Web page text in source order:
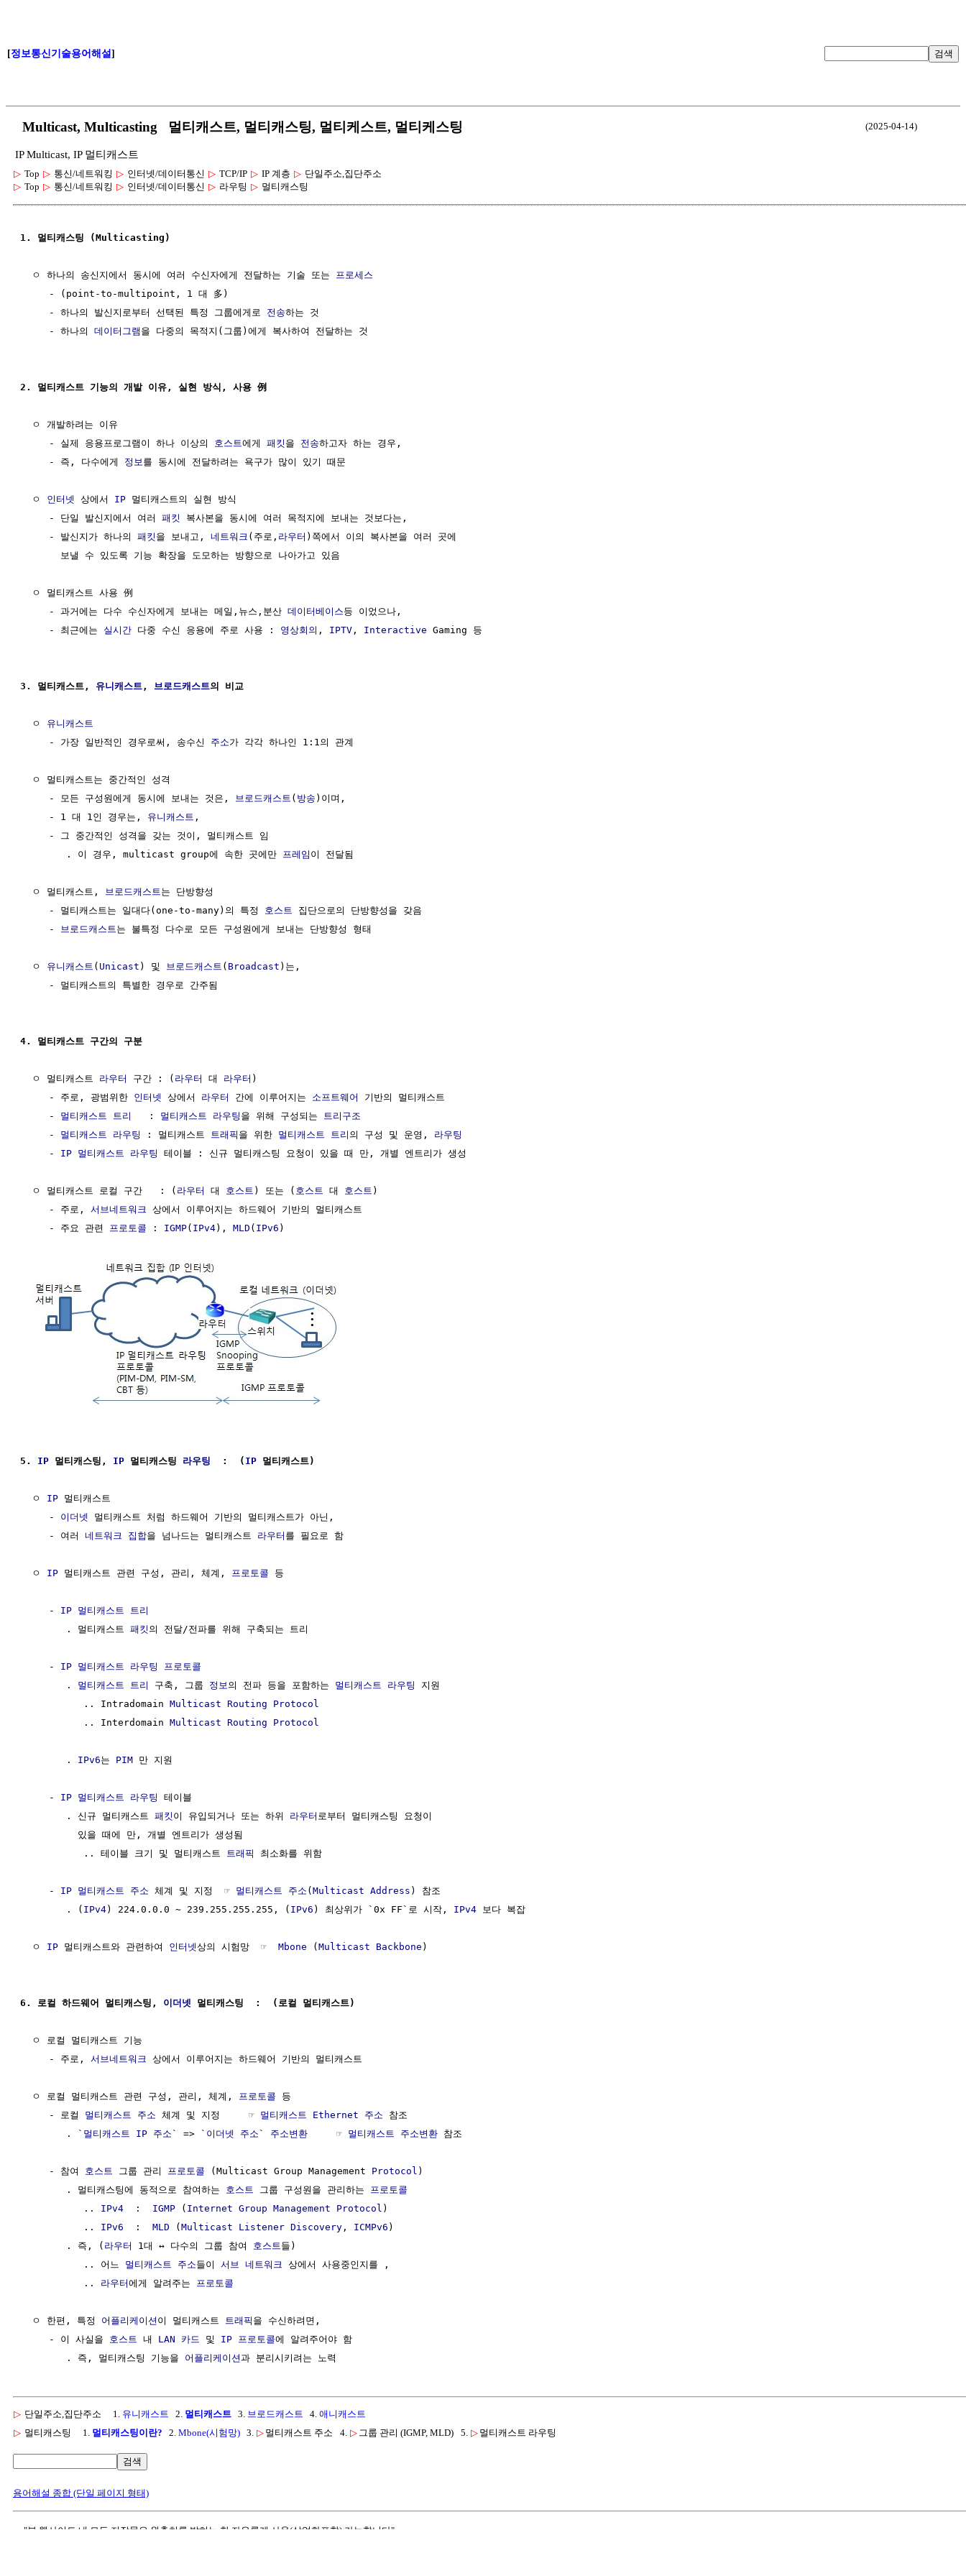
[정보통신기술용어해설] 검색
Multicast, Multicasting 멀티캐스트, 멀티캐스팅, 멀티케스트, 멀티케스팅 (2025-04-14)
IP Multicast, IP 멀티캐스트
▷ Top ▷ 통신/네트워킹 ▷ 인터넷/데이터통신 ▷ TCP/IP ▷ IP 계층 ▷ 단일주소,집단주소
▷ Top ▷ 통신/네트워킹 ▷ 인터넷/데이터통신 ▷ 라우팅 ▷ 멀티캐스팅
1. 멀티캐스팅 (Multicasting)
  ㅇ 하나의 송신지에서 동시에 여러 수신자에게 전달하는 기술 또는
프로세스
     - (point-to-multipoint, 1 대 多)
     - 하나의 발신지로부터 선택된 특정 그룹에게로
전송하는 것
     - 하나의
데이터그램 을 다중의 목적지(그룹)에게 복사하여 전달하는 것
2. 멀티캐스트 기능의 개발 이유, 실현 방식, 사용 例
  ㅇ 개발하려는 이유
     - 실제 응용프로그램이 하나 이상의
호스트에게 패킷 을 전송하고자 하는 경우,
     - 즉, 다수에게
정보 를 동시에 전달하려는 욕구가 많이 있기 때문
  ㅇ
인터넷 상에서 IP 멀티캐스트의 실현 방식
     - 단일 발신지에서 여러
패킷
복사본을 동시에 여러 목적지에 보내는 것보다는,
     - 발신지가 하나의
패킷 을 보내고, 네트워크 (주로, 라우터 )쪽에서 이의 복사본을 여러 곳에
       보낼 수 있도록 기능 확장을 도모하는 방향으로 나아가고 있음
  ㅇ 멀티캐스트 사용 例
     - 과거에는 다수 수신자에게 보내는 메일,뉴스,분산
데이터베이스등 이었으나,
     - 최근에는
실시간 다중 수신 응용에 주로 사용 : 영상회의 , IPTV , Interactive Gaming 등
3. 멀티캐스트, 유니캐스트 , 브로드캐스트의 비교
  ㅇ
유니캐스트
     - 가장 일반적인 경우로써, 송수신
주소가 각각 하나인 1:1의 관계
  ㅇ 멀티캐스트는 중간적인 성격
     - 모든 구성원에게 동시에 보내는 것은,
브로드캐스트 ( 방송 )이며,
     - 1 대 1인 경우는,
유니캐스트 ,
     - 그 중간적인 성격을 갖는 것이, 멀티캐스트 임
        . 이 경우, multicast group에 속한 곳에만
프레임 이 전달됨
  ㅇ 멀티캐스트,
브로드캐스트 는 단방향성
     - 멀티캐스트는 일대다(one-to-many)의 특정
호스트
집단으로의 단방향성을 갖음
     -
브로드캐스트 는 불특정 다수로 모든 구성원에게 보내는 단방향성 형태
  ㅇ
유니캐스트 ( Unicast ) 및 브로드캐스트 ( Broadcast )는,
     - 멀티캐스트의 특별한 경우로 간주됨
4. 멀티캐스트 구간의 구분
  ㅇ 멀티캐스트
라우터 구간 : ( 라우터 대 라우터 )
     - 주로, 광범위한
인터넷 상에서 라우터 간에 이루어지는 소프트웨어
기반의 멀티캐스트
     -
멀티캐스트 트리
   :
멀티캐스트 라우팅 을 위해 구성되는
트리구조
     -
멀티캐스트 라우팅 : 멀티캐스트 트래픽 을 위한 멀티캐스트 트리 의 구성 및 운영, 라우팅
     -
IP 멀티캐스트 라우팅 테이블 : 신규 멀티캐스팅 요청이 있을 때 만, 개별 엔트리가 생성
  ㅇ 멀티캐스트 로컬 구간   : (
라우터 대 호스트 ) 또는 ( 호스트 대 호스트 )
     - 주로,
서브네트워크
상에서 이루어지는 하드웨어 기반의 멀티캐스트
     - 주요 관련
프로토콜 : IGMP( IPv4), MLD ( IPv6 )
5. IP 멀티캐스팅, IP 멀티캐스팅 라우팅
  :  (
IP 멀티캐스트)
  ㅇ
IP 멀티캐스트
     -
이더넷
멀티캐스트 처럼 하드웨어 기반의 멀티캐스트가 아닌,
     - 여러
네트워크 집합을 넘나드는 멀티캐스트 라우터 를 필요로 함
  ㅇ
IP 멀티캐스트 관련 구성, 관리, 체계, 프로토콜 등
     -
IP 멀티캐스트 트리
        . 멀티캐스트
패킷 의 전달/전파를 위해 구축되는 트리
     -
IP 멀티캐스트 라우팅 프로토콜
        .
멀티캐스트 트리 구축, 그룹 정보 의 전파 등을 포함하는 멀티캐스트 라우팅
지원
           .. Intradomain
Multicast Routing Protocol
           .. Interdomain
Multicast Routing Protocol
        .
IPv6는 PIM 만 지원
     -
IP 멀티캐스트 라우팅
테이블
        . 신규 멀티캐스트
패킷 이 유입되거나 또는 하위 라우터 로부터 멀티캐스팅 요청이
          있을 때에 만, 개별 엔트리가 생성됨
           .. 테이블 크기 및 멀티캐스트
트래픽 최소화를 위함
     -
IP 멀티캐스트 주소 체계 및 지정  ☞ 멀티캐스트 주소 (Multicast Address ) 참조
        . (
IPv4) 224.0.0.0 ~ 239.255.255.255, ( IPv6 ) 최상위가 `0x FF`로 시작, IPv4 보다 복잡
  ㅇ
IP 멀티캐스트와 관련하여 인터넷상의 시험망  ☞ Mbone (Multicast Backbone )
6. 로컬 하드웨어 멀티캐스팅, 이더넷 멀티캐스팅  :  (로컬 멀티캐스트)
  ㅇ 로컬 멀티캐스트 기능
     - 주로,
서브네트워크 상에서 이루어지는 하드웨어 기반의 멀티캐스트
  ㅇ 로컬 멀티캐스트 관련 구성, 관리, 체계,
프로토콜 등
     - 로컬
멀티캐스트 주소 체계 및 지정     ☞ 멀티캐스트 Ethernet 주소 참조
        . `
멀티캐스트 IP 주소 ` => ` 이더넷 주소 ` 주소변환
     ☞
멀티캐스트 주소변환 참조
     - 참여
호스트 그룹 관리 프로토콜 (Multicast Group Management Protocol )
        . 멀티캐스팅에 동적으로 참여하는
호스트 그룹 구성원을 관리하는 프로토콜
           ..
IPv4
  :
IGMP ( Internet Group Management Protocol )
           ..
IPv6
  :
MLD (Multicast Listener Discovery , ICMPv6 )
        . 즉, (
라우터 1대 ↔ 다수의 그룹 참여 호스트 들)
           .. 어느
멀티캐스트 주소들이 서브 네트워크
상에서 사용중인지를 ,
           ..
라우터에게 알려주는 프로토콜
  ㅇ 한편, 특정
어플리케이션 이 멀티캐스트 트래픽 을 수신하려면,
     - 이 사실을
호스트 내 LAN 카드 및 IP 프로토콜에 알려주어야 함
        . 즉, 멀티캐스팅 기능을
어플리케이션
▷ 단일주소,집단주소 1. 유니캐스트 2. 멀티캐스트 3. 브로드캐스트 4. 애니캐스트
▷ 멀티캐스팅 1. 멀티캐스팅이란? 2. Mbone(시험망) 3. ▷ 멀티캐스트 주소 4. ▷ 그룹 관리 (IGMP, MLD) 5. ▷ 멀티캐스트 라우팅
검색
용어해설 종합 (단일 페이지 형태)
"본 웹사이트 내 모든 저작물은 원출처를 밝히는 한 자유롭게 사용(상업화포함) 가능합니다"